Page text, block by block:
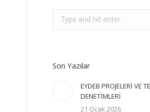
Search:
Son Yazılar
EYDEB PROJELERİ VE
DENETİMLERİ
21 Ocak 2026